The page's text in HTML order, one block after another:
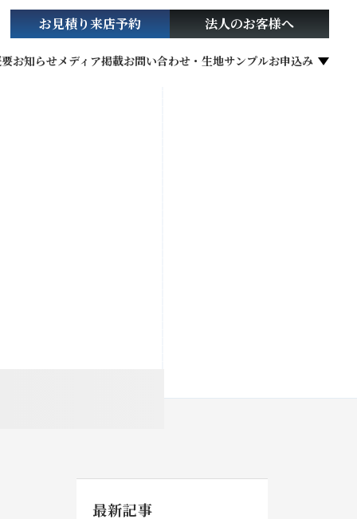
お知らせメディア掲載お問い合わせ・生地サンプルお申込み
お見積り来店予約 法人のお客様へ
最新記事